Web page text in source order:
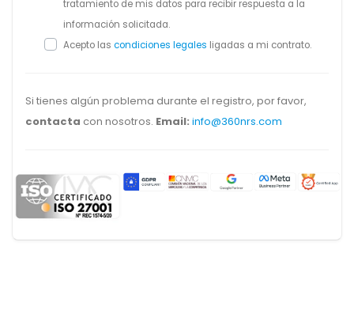
tratamiento de mis datos para recibir respuesta a la
información solicitada.
Acepto las condiciones legales ligadas a mi contrato.
Si tienes algún problema durante el registro, por favor,
contacta con nosotros. Email: info@360nrs.com